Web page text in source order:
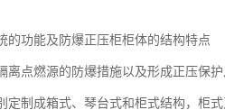
的功能及防爆正压柜柜体的结构特点
离点燃源的防爆措施以及形成正压保护
定制成箱式、琴台式和柜式结构，柜